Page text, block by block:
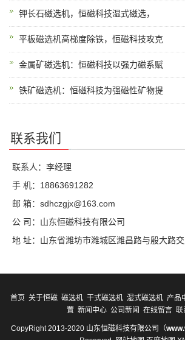
钾长石磁选机，恒磁科技湿式磁选，
平板磁选机高梯度除铁，恒磁科技攻克
金属矿磁选机：恒磁科技以强力磁系赋
铁矿磁选机：恒磁科技为强磁性矿物提
联系我们
联系人：李经理
手 机：18863691282
邮 箱：sdhczgjx@163.com
公 司：山东恒磁科技有限公司
地 址：山东省潍坊市潍城区潍昌路与殷大路
首页 关于恒磁 磁选机 干式磁选机 湿式磁选机 产品
置 新闻中心 公司新闻 在线留言 联
CopyRight 2013-2020 山东恒磁科技有限公司（